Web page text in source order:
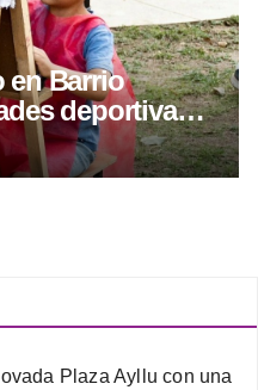
en Barrio
deportivas y
Plaza Ayllu con una